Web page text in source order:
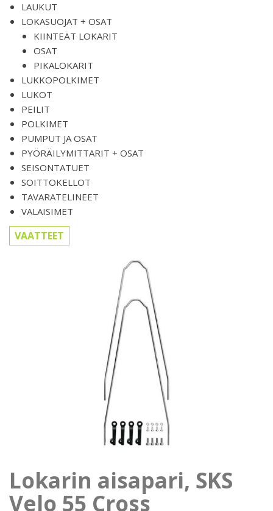
LAUKUT
LOKASUOJAT + OSAT
KIINTEÄT LOKARIT
OSAT
PIKALOKARIT
LUKKOPOLKIMET
LUKOT
PEILIT
POLKIMET
PUMPUT JA OSAT
PYÖRÄILYMITTARIT + OSAT
SEISONTATUET
SOITTOKELLOT
TAVARATELINEET
VALAISIMET
VAATTEET
Lokarin aisapari, SKS
Velo 55 Cross